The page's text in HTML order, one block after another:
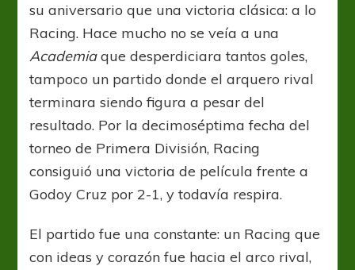
su aniversario que una victoria clásica: a lo
Racing. Hace mucho no se veía a una
Academiaque desperdiciara tantos goles,
tampoco un partido donde el arquero rival
terminara siendo figura a pesar del
resultado. Por la decimoséptima fecha del
torneo de Primera División, Racing
consiguió una victoria de película frente a
Godoy Cruz por 2-1, y todavía respira.
El partido fue una constante: un Racing que
con ideas y corazón fue hacia el arco rival,